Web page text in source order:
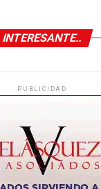
INTERESANTE..
PUBLICIDAD